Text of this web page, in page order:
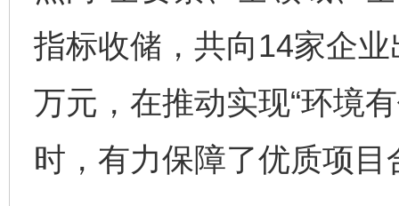
指标收储，共向14家企
万元，在推动实现“环境
时，有力保障了优质项